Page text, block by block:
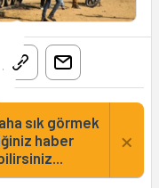
sık görmek
haber
×